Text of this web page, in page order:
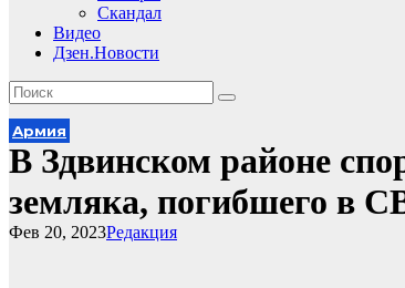
Скандал
Видео
Дзен.Новости
Армия
В Здвинском районе
земляка, погибшего в
Редакция
Фев 20, 2023